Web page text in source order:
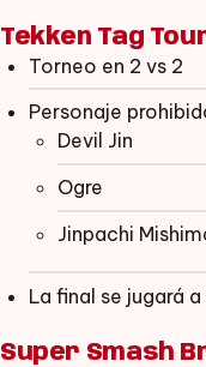
Tekken Tag
Torneo en 2 vs 2
Personaje
Devil Jin
Ogre
Jinpachi
La final se jugará
Super Smash